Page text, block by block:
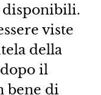
disponibili.
viste
della
il
bene di